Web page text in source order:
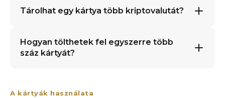
Tárolhat egy kártya több kriptovalutát?
Hogyan tölthetek fel egyszerre több
száz kártyát?
A kártyák használata